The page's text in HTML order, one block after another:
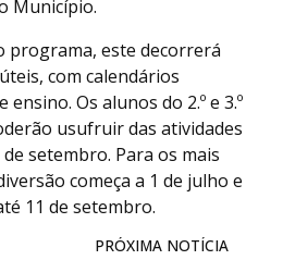
Município.
programa, este decorrerá
com calendários
Os alunos do 2.º e 3.º
usufruir das atividades
setembro. Para os mais
começa a 1 de julho e
11 de setembro.
PRÓXIMA NOTÍCIA